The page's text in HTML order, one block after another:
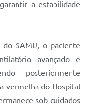
a estabilidade
do SAMU, o paciente
avançado e
posteriormente
vermelha do Hospital
sob cuidados